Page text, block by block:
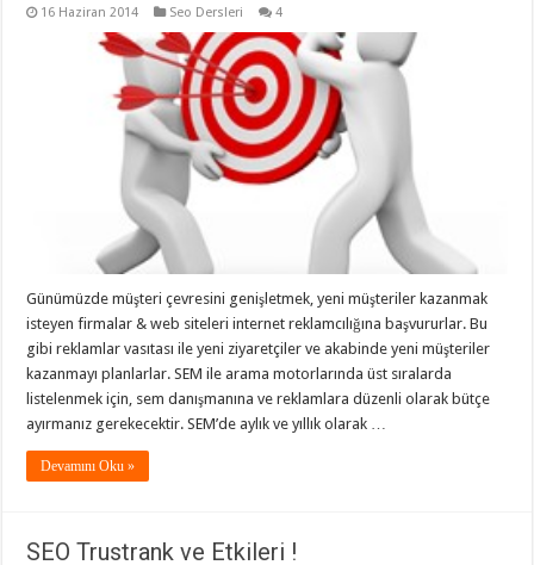
16 Haziran 2014 Seo Dersleri 4
Günümüzde müşteri çevresini genişletmek, yeni müşteriler kazanmak
isteyen firmalar & web siteleri internet reklamcılığına başvururlar. Bu
gibi reklamlar vasıtası ile yeni ziyaretçiler ve akabinde yeni müşteriler
kazanmayı planlarlar. SEM ile arama motorlarında üst sıralarda
listelenmek için, sem danışmanına ve reklamlara düzenli olarak bütçe
ayırmanız gerekecektir. SEM’de aylık ve yıllık olarak …
Devamını Oku »
SEO Trustrank ve Etkileri !